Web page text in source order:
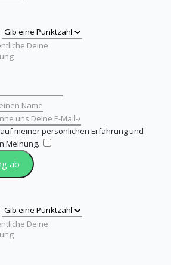
meiner persönlichen Erfahrung und
Meinung.
ab